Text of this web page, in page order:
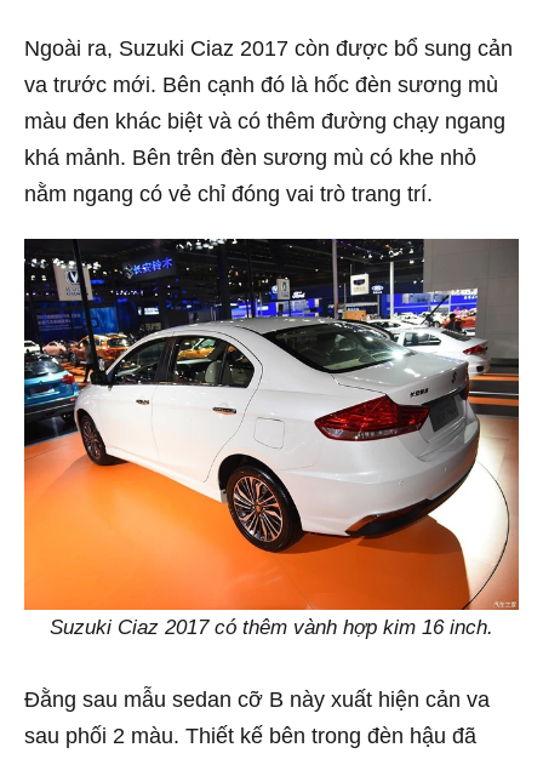
Ngoài ra, Suzuki Ciaz 2017 còn được bổ sung cản
va trước mới. Bên cạnh đó là hốc đèn sương mù
màu đen khác biệt và có thêm đường chạy ngang
khá mảnh. Bên trên đèn sương mù có khe nhỏ
nằm ngang có vẻ chỉ đóng vai trò trang trí.
Suzuki Ciaz 2017 có thêm vành hợp kim 16 inch.
Đằng sau mẫu sedan cỡ B này xuất hiện cản va
sau phối 2 màu. Thiết kế bên trong đèn hậu đã